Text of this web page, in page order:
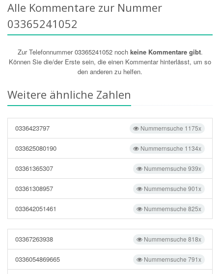
Alle Kommentare zur Nummer
03365241052
Zur Telefonnummer 03365241052 noch keine Kommentare gibt.
Können Sie die/der Erste sein, die einen Kommentar hinterlässt, um so
den anderen zu helfen.
Weitere ähnliche Zahlen
Nummernsuche 1175x
0336423797
Nummernsuche 1134x
033625080190
Nummernsuche 939x
03361365307
Nummernsuche 901x
03361308957
Nummernsuche 825x
033642051461
Nummernsuche 818x
03367263938
Nummernsuche 791x
0336054869665